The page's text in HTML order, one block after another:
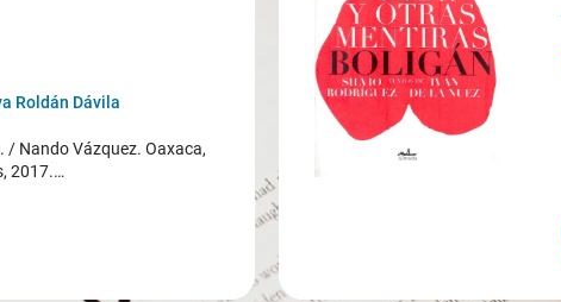
Roldán Dávila
/ Nando Vázquez. Oaxaca,
2017.…